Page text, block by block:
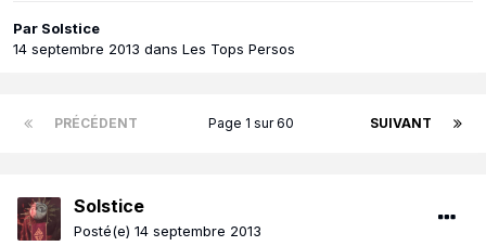
Par Solstice
14 septembre 2013 dans Les Tops Persos
PRÉCÉDENT SUIVANT
Page 1 sur 60
Solstice
Posté(e) 14 septembre 2013